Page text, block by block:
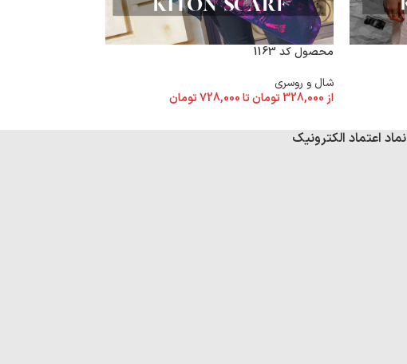
محصول کد 1163
شال و روسری
از 328,000 تومانتا728,000تومان
نماد اعتماد الکترونیک